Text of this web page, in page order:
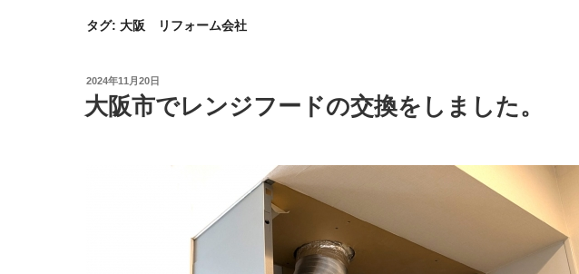
タグ: 大阪 リフォーム会社
投
稿
日:
2024年11月20日
大阪市でレンジフードの交換をしました。